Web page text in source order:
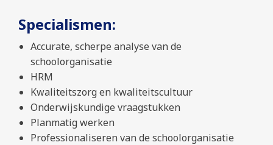
Specialismen:
Accurate, scherpe analyse van de
schoolorganisatie
HRM
Kwaliteitszorg en kwaliteitscultuur
Onderwijskundige vraagstukken
Planmatig werken
Professionaliseren van de schoolorganisatie